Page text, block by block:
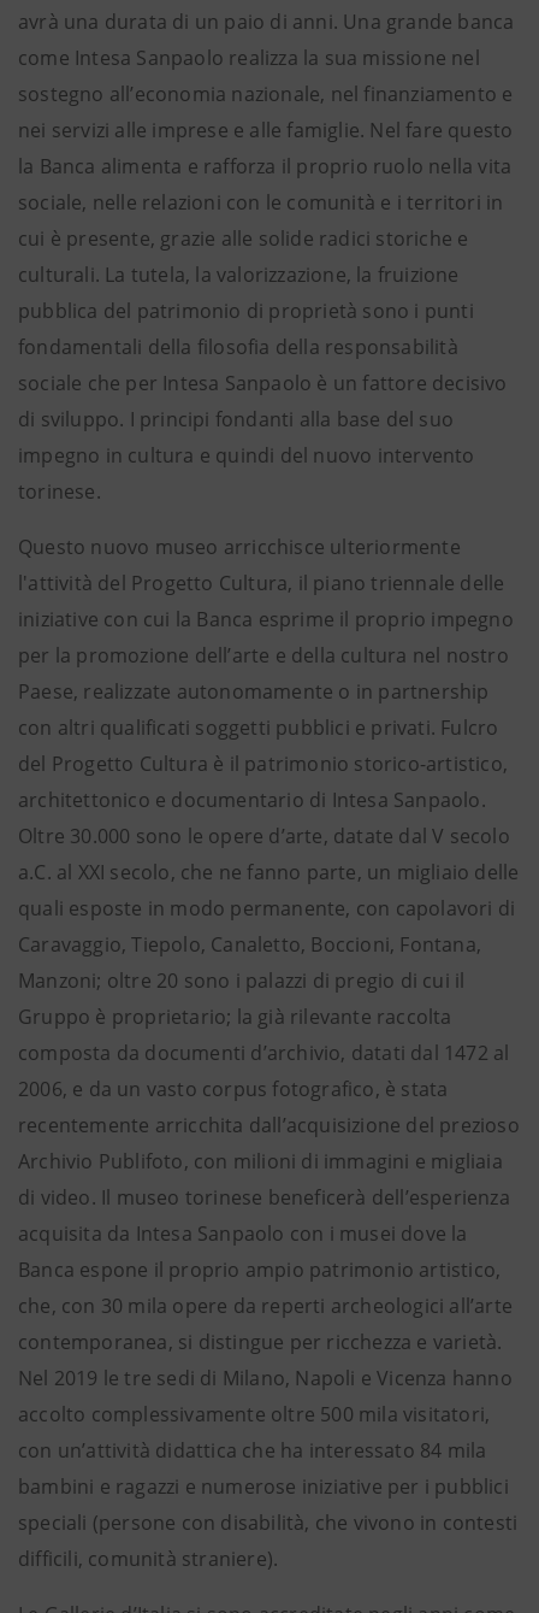
avrà una durata di un paio di anni. Una grande banca
come Intesa Sanpaolo realizza la sua missione nel
sostegno all’economia nazionale, nel finanziamento e
nei servizi alle imprese e alle famiglie. Nel fare questo
la Banca alimenta e rafforza il proprio ruolo nella vita
sociale, nelle relazioni con le comunità e i territori in
cui è presente, grazie alle solide radici storiche e
culturali. La tutela, la valorizzazione, la fruizione
pubblica del patrimonio di proprietà sono i punti
fondamentali della filosofia della responsabilità
sociale che per Intesa Sanpaolo è un fattore decisivo
di sviluppo. I principi fondanti alla base del suo
impegno in cultura e quindi del nuovo intervento
torinese.
Questo nuovo museo arricchisce ulteriormente
l'attività del Progetto Cultura, il piano triennale delle
iniziative con cui la Banca esprime il proprio impegno
per la promozione dell’arte e della cultura nel nostro
Paese, realizzate autonomamente o in partnership
con altri qualificati soggetti pubblici e privati. Fulcro
del Progetto Cultura è il patrimonio storico-artistico,
architettonico e documentario di Intesa Sanpaolo.
Oltre 30.000 sono le opere d’arte, datate dal V secolo
a.C. al XXI secolo, che ne fanno parte, un migliaio delle
quali esposte in modo permanente, con capolavori di
Caravaggio, Tiepolo, Canaletto, Boccioni, Fontana,
Manzoni; oltre 20 sono i palazzi di pregio di cui il
Gruppo è proprietario; la già rilevante raccolta
composta da documenti d’archivio, datati dal 1472 al
2006, e da un vasto corpus fotografico, è stata
recentemente arricchita dall’acquisizione del prezioso
Archivio Publifoto, con milioni di immagini e migliaia
di video. Il museo torinese beneficerà dell’esperienza
acquisita da Intesa Sanpaolo con i musei dove la
Banca espone il proprio ampio patrimonio artistico,
che, con 30 mila opere da reperti archeologici all’arte
contemporanea, si distingue per ricchezza e varietà.
Nel 2019 le tre sedi di Milano, Napoli e Vicenza hanno
accolto complessivamente oltre 500 mila visitatori,
con un’attività didattica che ha interessato 84 mila
bambini e ragazzi e numerose iniziative per i pubblici
speciali (persone con disabilità, che vivono in contesti
difficili, comunità straniere).